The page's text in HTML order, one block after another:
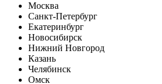
Москва
Санкт-Петербург
Екатеринбург
Новосибирск
Нижний Новгород
Казань
Челябинск
Омск